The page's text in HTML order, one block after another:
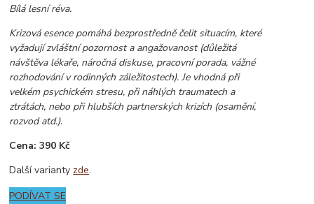
Bílá lesní réva.
Krizová esence pomáhá bezprostředně čelit situacím, které
vyžadují zvláštní pozornost a angažovanost (důležitá
návštěva lékaře, náročná diskuse, pracovní porada, vážné
rozhodování v rodinných záležitostech). Je vhodná při
velkém psychickém stresu, při náhlých traumatech a
ztrátách, nebo při hlubších partnerských krizích (osamění,
rozvod atd.).
Cena: 390 Kč
Další varianty zde.
PODÍVAT SE